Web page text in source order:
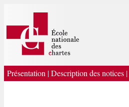
Présentation |Description des notices |